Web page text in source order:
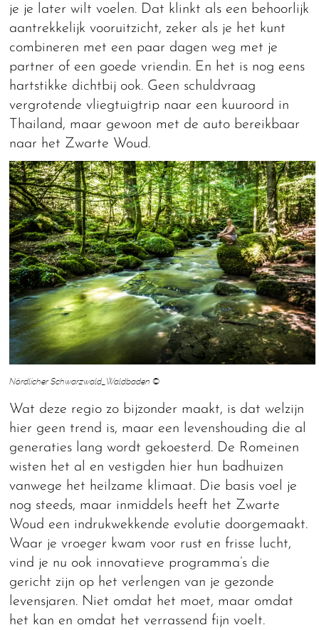
je je later wilt voelen. Dat klinkt als een behoorlijk
aantrekkelijk vooruitzicht, zeker als je het kunt
combineren met een paar dagen weg met je
partner of een goede vriendin. En het is nog eens
hartstikke dichtbij ook. Geen schuldvraag
vergrotende vliegtuigtrip naar een kuuroord in
Thailand, maar gewoon met de auto bereikbaar
naar het Zwarte Woud.
Nördlicher Schwarzwald_Waldbaden ©
Wat deze regio zo bijzonder maakt, is dat welzijn
hier geen trend is, maar een levenshouding die al
generaties lang wordt gekoesterd. De Romeinen
wisten het al en vestigden hier hun badhuizen
vanwege het heilzame klimaat. Die basis voel je
nog steeds, maar inmiddels heeft het Zwarte
Woud een indrukwekkende evolutie doorgemaakt.
Waar je vroeger kwam voor rust en frisse lucht,
vind je nu ook innovatieve programma’s die
gericht zijn op het verlengen van je gezonde
levensjaren. Niet omdat het moet, maar omdat
het kan en omdat het verrassend fijn voelt.